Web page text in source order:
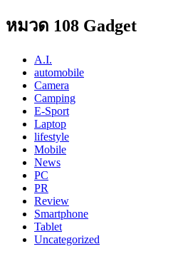
หมวด 108 Gadget
A.I.
automobile
Camera
Camping
E-Sport
Laptop
lifestyle
Mobile
News
PC
PR
Review
Smartphone
Tablet
Uncategorized